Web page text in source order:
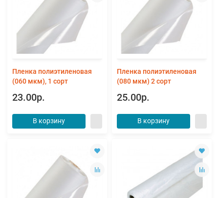
Пленка полиэтиленовая
(060 мкм), 1 сорт
23.00р.
В корзину
Пленка полиэтиленовая
(080 мкм) 2 сорт
25.00р.
В корзину